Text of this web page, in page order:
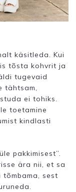
käsitleda. Kui
tõsta kohvrit ja
tugevaid
tähtsam,
ei tohiks.
toetamine
kindlasti
pakkimisest”.
ära nii, et sa
sest